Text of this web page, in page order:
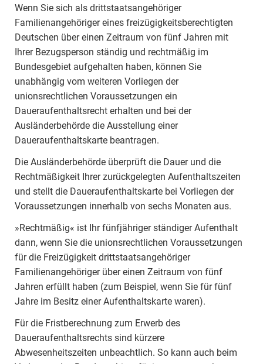
Wenn Sie sich als drittstaatsangehöriger
Familienangehöriger eines freizügigkeitsberechtigten
Deutschen über einen Zeitraum von fünf Jahren mit
Ihrer Bezugsperson ständig und rechtmäßig im
Bundesgebiet aufgehalten haben, können Sie
unabhängig vom weiteren Vorliegen der
unionsrechtlichen Voraussetzungen ein
Daueraufenthaltsrecht erhalten und bei der
Ausländerbehörde die Ausstellung einer
Daueraufenthaltskarte beantragen.
Die Ausländerbehörde überprüft die Dauer und die
Rechtmäßigkeit Ihrer zurückgelegten Aufenthaltszeiten
und stellt die Daueraufenthaltskarte bei Vorliegen der
Voraussetzungen innerhalb von sechs Monaten aus.
»Rechtmäßig« ist Ihr fünfjähriger ständiger Aufenthalt
dann, wenn Sie die unionsrechtlichen Voraussetzungen
für die Freizügigkeit drittstaatsangehöriger
Familienangehöriger über einen Zeitraum von fünf
Jahren erfüllt haben (zum Beispiel, wenn Sie für fünf
Jahre im Besitz einer Aufenthaltskarte waren).
Für die Fristberechnung zum Erwerb des
Daueraufenthaltsrechts sind kürzere
Abwesenheitszeiten unbeachtlich. So kann auch beim